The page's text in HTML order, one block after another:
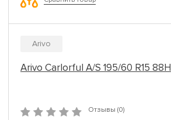
Arivo
Arivo Carlorful A/S 195/60 R15 88H
Отзывы (0)